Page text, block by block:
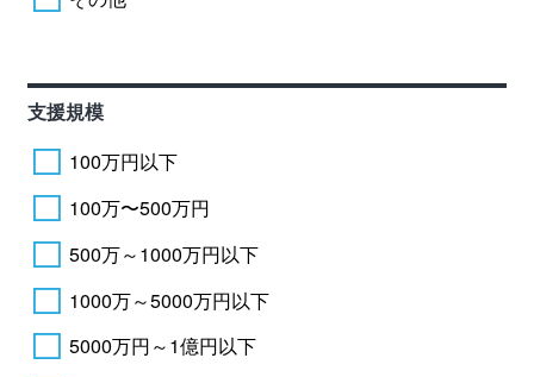
支援規模
100万円以下
100万〜500万円
500万～1000万円以下
1000万～5000万円以下
5000万円～1億円以下